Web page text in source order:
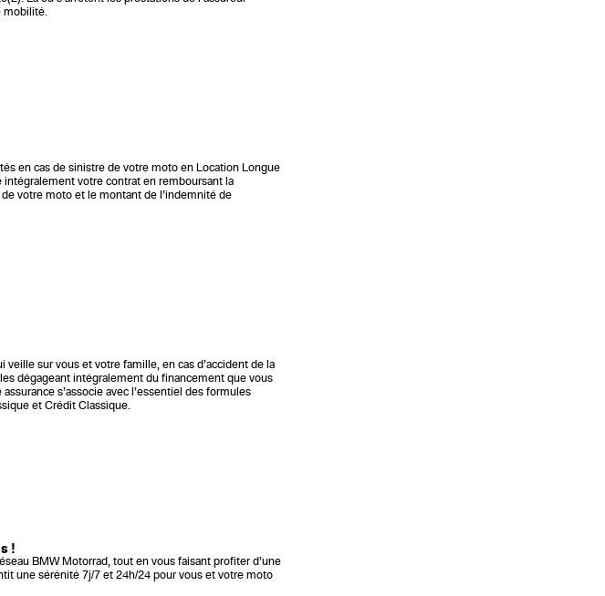
mobilité.
en cas de sinistre de votre moto en Location Longue
votre contrat en remboursant la
votre moto et le montant de l’indemnité de
veille sur vous et votre famille, en cas d’accident de la
dégageant intégralement du financement que vous
s’associe avec l’essentiel des formules
et Crédit Classique.
!
BMW Motorrad, tout en vous faisant profiter d’une
une sérénité 7j/7 et 24h/24 pour vous et votre moto